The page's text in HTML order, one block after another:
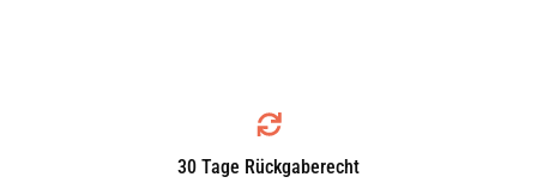
30 Tage Rückgaberecht